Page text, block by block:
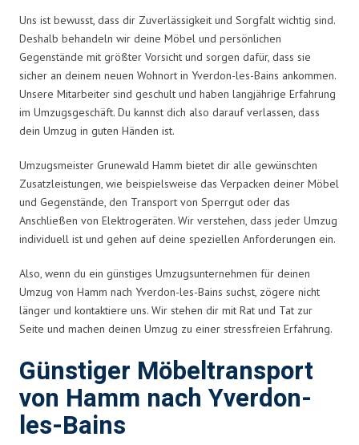
Uns ist bewusst, dass dir Zuverlässigkeit und Sorgfalt wichtig sind.
Deshalb behandeln wir deine Möbel und persönlichen
Gegenstände mit größter Vorsicht und sorgen dafür, dass sie
sicher an deinem neuen Wohnort in Yverdon-les-Bains ankommen.
Unsere Mitarbeiter sind geschult und haben langjährige Erfahrung
im Umzugsgeschäft. Du kannst dich also darauf verlassen, dass
dein Umzug in guten Händen ist.
Umzugsmeister Grunewald Hamm bietet dir alle gewünschten
Zusatzleistungen, wie beispielsweise das Verpacken deiner Möbel
und Gegenstände, den Transport von Sperrgut oder das
Anschließen von Elektrogeräten. Wir verstehen, dass jeder Umzug
individuell ist und gehen auf deine speziellen Anforderungen ein.
Also, wenn du ein günstiges Umzugsunternehmen für deinen
Umzug von Hamm nach Yverdon-les-Bains suchst, zögere nicht
länger und kontaktiere uns. Wir stehen dir mit Rat und Tat zur
Seite und machen deinen Umzug zu einer stressfreien Erfahrung.
Günstiger Möbeltransport
von Hamm nach Yverdon-
les-Bains